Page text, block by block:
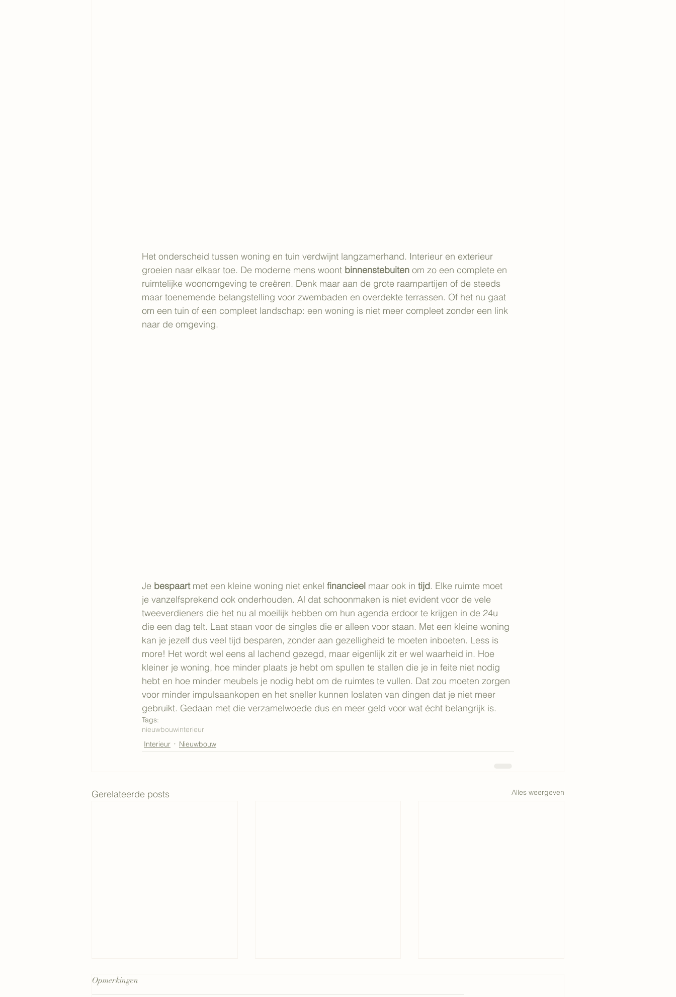
Het onderscheid tussen woning en tuin verdwijnt langzamerhand. Interieur en exterieur
groeien naar elkaar toe. De moderne mens woont binnenstebuiten om zo een complete en
ruimtelijke woonomgeving te creëren. Denk maar aan de grote raampartijen of de steeds
maar toenemende belangstelling voor zwembaden en overdekte terrassen. Of het nu gaat
om een tuin of een compleet landschap: een woning is niet meer compleet zonder een link
naar de omgeving.
Je bespaart met een kleine woning niet enkel financieel maar ook in tijd. Elke ruimte moet
je vanzelfsprekend ook onderhouden. Al dat schoonmaken is niet evident voor de vele
tweeverdieners die het nu al moeilijk hebben om hun agenda erdoor te krijgen in de 24u
die een dag telt. Laat staan voor de singles die er alleen voor staan. Met een kleine woning
kan je jezelf dus veel tijd besparen, zonder aan gezelligheid te moeten inboeten. Less is
more! Het wordt wel eens al lachend gezegd, maar eigenlijk zit er wel waarheid in. Hoe
kleiner je woning, hoe minder plaats je hebt om spullen te stallen die je in feite niet nodig
hebt en hoe minder meubels je nodig hebt om de ruimtes te vullen. Dat zou moeten zorgen
voor minder impulsaankopen en het sneller kunnen loslaten van dingen dat je niet meer
gebruikt. Gedaan met die verzamelwoede dus en meer geld voor wat écht belangrijk is.
Tags:
nieuwbouwinterieur
Interieur
Nieuwbouw
Gerelateerde posts Alles weergeven
Opmerkingen